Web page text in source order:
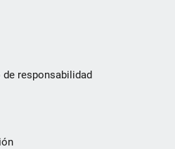
responsabilidad